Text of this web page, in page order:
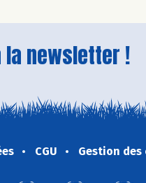
la newsletter !
CGU Gestion des